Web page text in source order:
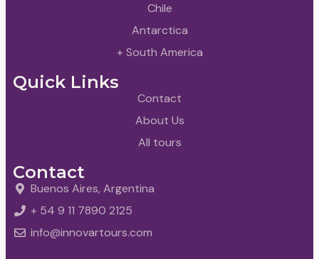
Chile
Antarctica
+ South America
Quick Links
Contact
About Us
All tours
Contact
Buenos Aires, Argentina
+ 54 9 11 7890 2125
info@innovartours.com